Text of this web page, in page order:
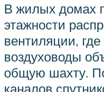
В жилых домах
этажности
вентиляции,
воздуховоды
общую шахту.
каналов